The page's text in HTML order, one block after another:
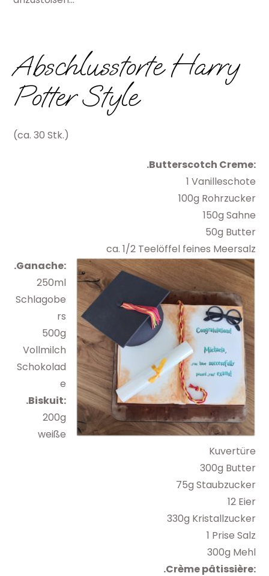
Abschlusstorte Harry
Potter Style
(ca. 30 Stk.)
.Butterscotch Creme:
1 Vanilleschote
100g Rohrzucker
150g Sahne
50g Butter
ca. 1/2 Teelöffel feines Meersalz
.Ganache:
250ml
Schlagobe
rs
500g
Vollmilch
Schokolad
e
.Biskuit:
200g
weiße
Kuvertüre
300g Butter
75g Staubzucker
12 Eier
330g Kristallzucker
1 Prise Salz
300g Mehl
.Crème pâtissière: